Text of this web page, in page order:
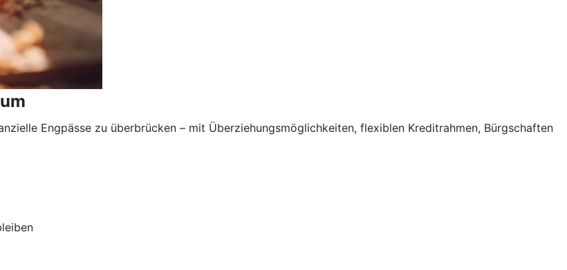
Engpässe zu überbrücken – mit Überziehungsmöglichkeiten, flexiblen Kreditrahmen, Bürgschaften